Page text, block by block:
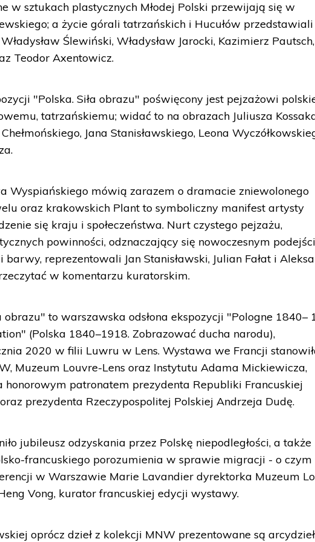
w sztukach plastycznych Młodej Polski przewijają się w
a życie górali tatrzańskich i Hucułów
Ślewiński, Władysław Jarocki, Kazimierz Pautsch,
Teodor Axentowicz.
"Polska. Siła obrazu" poświęcony jest pejzażowi
tatrzańskiemu; widać to na obrazach Juliusza
Jana Stanisławskiego, Leona
Wyspiańskiego mówią zarazem o dramacie zniewolonego
oraz krakowskich Plant to symboliczny manifest artysty
się kraju i społeczeństwa. Nurt czystego pejzażu,
powinności, odznaczający się nowoczesnym
reprezentowali Jan Stanisławski, Julian Fałat i
w komentarzu kuratorskim.
obrazu" to warszawska odsłona ekspozycji "Pologne 1840–
(Polska 1840–1918. Zobrazować ducha narodu),
2020 w filii Luwru w Lens. Wystawa we Francji
Muzeum Louvre-Lens oraz Instytutu Adama Mickiewicza,
honorowym patronatem prezydenta Republiki Francuskiej
prezydenta Rzeczypospolitej Polskiej Andrzeja Dudę.
jubileusz odzyskania przez Polskę niepodległości, a także
francuskiego porozumienia w sprawie migracji - o czym
w Warszawie Marie Lavandier dyrektorka Muzeum
Vong, kurator francuskiej edycji wystawy.
oprócz dzieł z kolekcji MNW prezentowane są